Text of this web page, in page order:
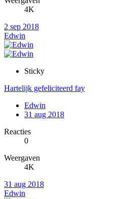
4K
2 sep 2018
Edwin
Sticky
Hartelijk gefeliciteerd fay
Edwin
31 aug 2018
Reacties
0
Weergaven
4K
31 aug 2018
Edwin